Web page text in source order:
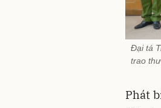
Đại tá
trao
Phát